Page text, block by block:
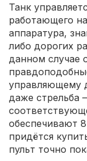
Танк
работающего
аппаратура,
либо дорогих
данном случае
управляющему
даже стрельба
обеспечивают
придётся
пульт точно